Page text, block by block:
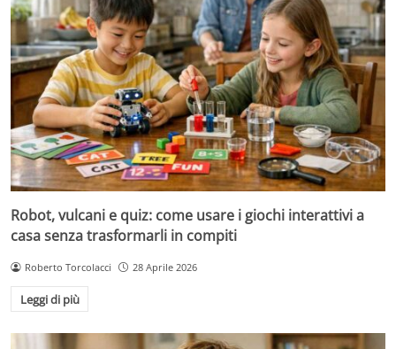
Robot, vulcani e quiz: come usare i giochi interattivi a
casa senza trasformarli in compiti
Roberto Torcolacci 28 Aprile 2026
Leggi di più